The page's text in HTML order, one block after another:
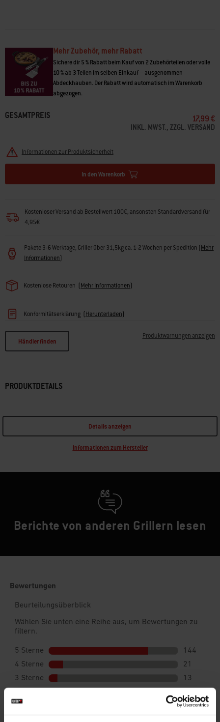
Mehr Zubehör, mehr Rabatt
Sichere dir 5 % Rabatt beim Kauf von 2 Zubehörteilen oder volle
10 % ab 3 Teilen im selben Einkauf – ausgenommen
Abdeckhauben. Der Rabatt wird automatisch im Warenkorb
abgezogen.
GESAMTPREIS 17,99 €
INKL. MWST., ZZGL. VERSAND
Informationen zur Produktsicherheit
In den Warenkorb
Kostenloser Versand ab Bestellwert 100€, ansonsten Standardversand für
4,95€
Pakete 3-6 Werktage, Griller über 31,5kg ca. 1-2 Wochen per Spedition (Mehr
Informationen)
Kostenlose Retouren (Mehr Informationen)
Konformitätserklärung (Herunterladen)
Händler finden
Produktwarnungen anzeigen
PRODUKTDETAILS
Details anzeigen
Informationen zum Hersteller
Berichte von anderen Grillern lesen